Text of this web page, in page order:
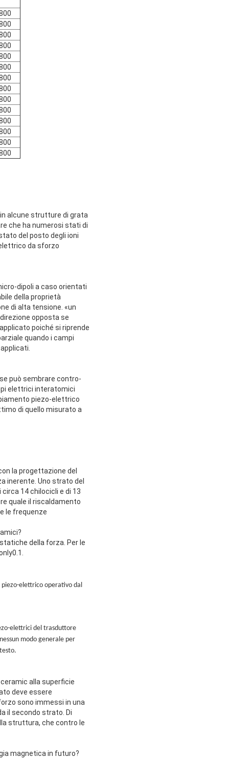
alcune strutture di grata
che ha numerosi stati di
del posto degli ioni
da sforzo
dipoli a caso orientati
della proprietà
di alta tensione. «un
opposta se
poiché si riprende
quando i campi
può sembrare contro-
elettrici interatomici
piezo-elettrico
di quello misurato a
la progettazione del
inerente. Uno strato del
14 chilocicli e di 13
quale il riscaldamento
le frequenze
della forza. Per le
elettrico operativo dal
elettrici del trasduttore
modo generale per
alla superficie
deve essere
sono immessi in una
il secondo strato. Di
struttura, che contro le
magnetica in futuro?